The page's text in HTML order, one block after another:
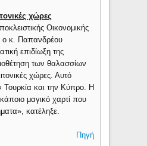
χώρες
Οικονομικής
ο κ. Παπανδρέου
επιδίωξη της
των θαλασσίων
χώρες. Αυτό
Τουρκία και την Κύπρο. Η
μαγικό χαρτί που
κατέληξε.
Πηγή